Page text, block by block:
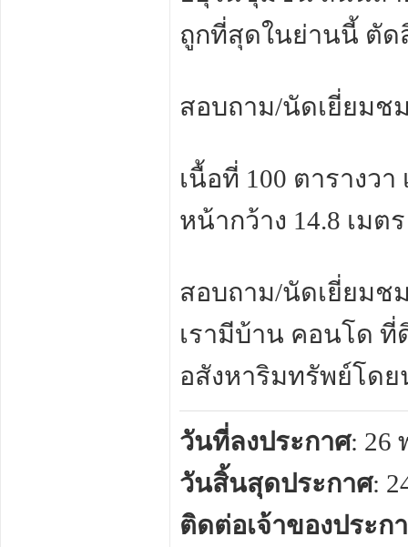
ถูกที่สุดในย่านนี้ ตัด
สอบถาม/นัดเยี่ยมช
เนื้อที่ 100 ตารางว
หน้ากว้าง 14.8 เมต
สอบถาม/นัดเยี่ยมช
เรามีบ้าน คอนโด
อสังหาริมทรัพย์โด
วันที่ลงประกาศ: 26
วันสิ้นสุดประกาศ:
ติดต่อเจ้าของประก